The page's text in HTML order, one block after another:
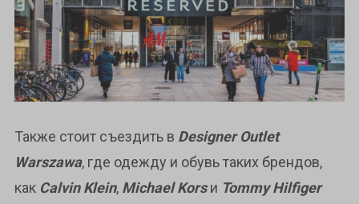
Также стоит съездить в Designer Outlet
Warszawa, где одежду и обувь таких брендов,
как Calvin Klein, Michael Korsи Tommy Hilfiger